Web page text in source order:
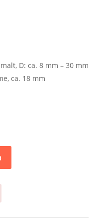
D: ca. 8 mm – 30 mm
ca. 18 mm